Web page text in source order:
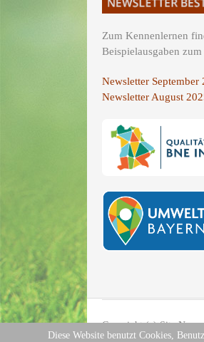
Zum Kennenlernen
Beispielausgaben
Newsletter September
Newsletter August
Copyright (c) Site
Diese Website benutzt Cookies,